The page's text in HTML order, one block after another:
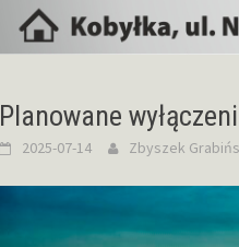
Planowane
2025-07-14 Zbyszek